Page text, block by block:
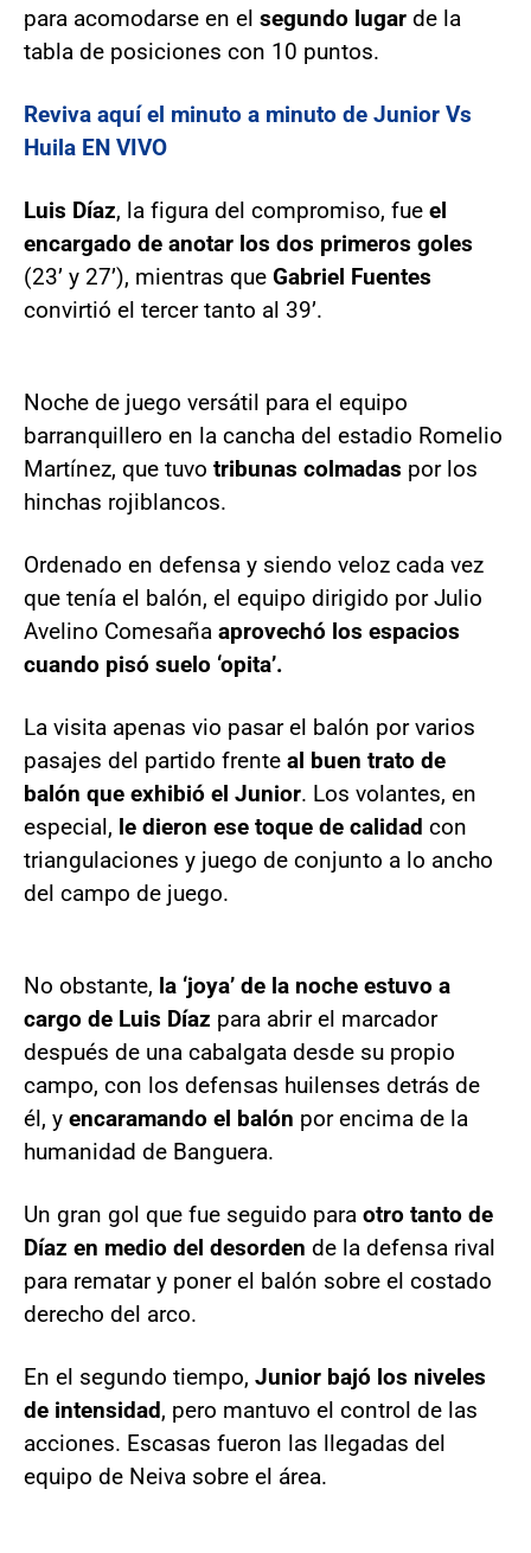
para acomodarse en el segundo lugar de la
tabla de posiciones con 10 puntos.
Reviva aquí el minuto a minuto de Junior Vs
Huila EN VIVO
Luis Díaz, la figura del compromiso, fue el
encargado de anotar los dos primeros goles
(23’ y 27’), mientras que Gabriel Fuentes
convirtió el tercer tanto al 39’.
Noche de juego versátil para el equipo
barranquillero en la cancha del estadio Romelio
Martínez, que tuvo tribunas colmadas por los
hinchas rojiblancos.
Ordenado en defensa y siendo veloz cada vez
que tenía el balón, el equipo dirigido por Julio
Avelino Comesaña aprovechó los espacios
cuando pisó suelo ‘opita’.
La visita apenas vio pasar el balón por varios
pasajes del partido frente al buen trato de
balón que exhibió el Junior. Los volantes, en
especial, le dieron ese toque de calidad con
triangulaciones y juego de conjunto a lo ancho
del campo de juego.
No obstante, la ‘joya’ de la noche estuvo a
cargo de Luis Díaz para abrir el marcador
después de una cabalgata desde su propio
campo, con los defensas huilenses detrás de
él, y encaramando el balón por encima de la
humanidad de Banguera.
Un gran gol que fue seguido para otro tanto de
Díaz en medio del desorden de la defensa rival
para rematar y poner el balón sobre el costado
derecho del arco.
En el segundo tiempo, Junior bajó los niveles
de intensidad, pero mantuvo el control de las
acciones. Escasas fueron las llegadas del
equipo de Neiva sobre el área.